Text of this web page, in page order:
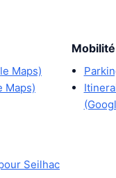
Maps)
Maps)
Mobilité
Seilhac